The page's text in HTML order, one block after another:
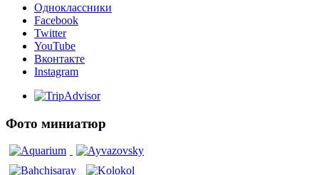
Одноклассники
Facebook
Twitter
YouTube
Вконтакте
Instagram
Фото миниатюр